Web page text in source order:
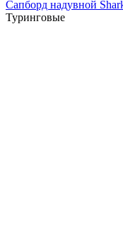
Сапборд надувной
Туринговые